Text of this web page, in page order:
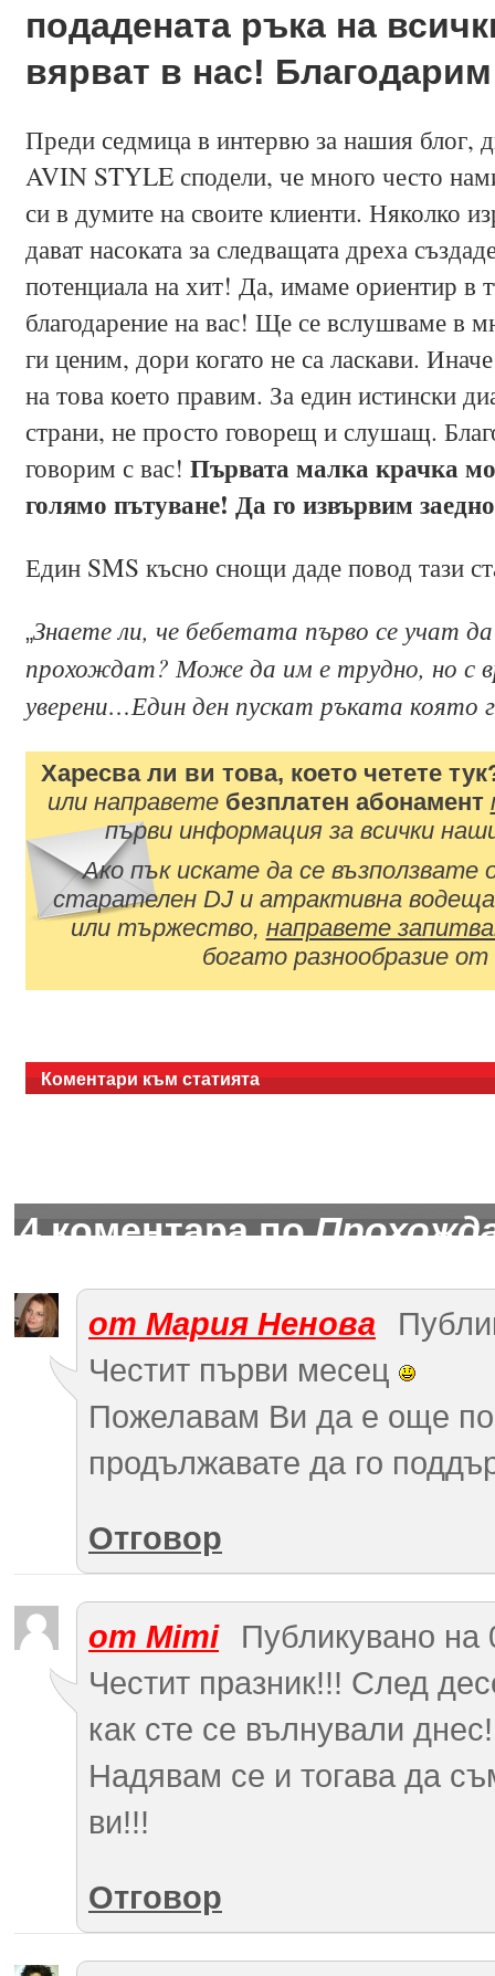
подадената ръка на
вярват в нас!
Преди седмица в интервю за нашия блог,
AVIN STYLE сподели, че много често
си в думите на своите клиенти. Няколко
дават насоката за следващата дреха
потенциала на хит! Да, имаме ориентир в
благодарение на вас! Ще се вслушваме в
ги ценим, дори когато не са ласкави.
на това което правим. За един истински
страни, не просто говорещ и слушащ.
говорим с вас! Първата малка крачка
голямо пътуване! Да го извървим
Един SMS късно снощи даде повод тази
„Знаете ли, че бебетата първо се учат
прохождат? Може да им е трудно, но с
уверени…Един ден пускат ръката
Харесва ли ви това, което четете
или направете безплатен абонамент
първи информация за всички
Ако пък искате да се
старателен DJ и атрактивна
или тържество, направете
богато разнообразие
Коментари към статията
4 коментара по
от Мария Ненова
Честит първи месец
Пожелавам Ви да е още
продължавате да го
Отговор
от Mimi
Публикувано на
Честит празник!!! След
как сте се вълнували
Надявам се и тогава да
ви!!!
Отговор